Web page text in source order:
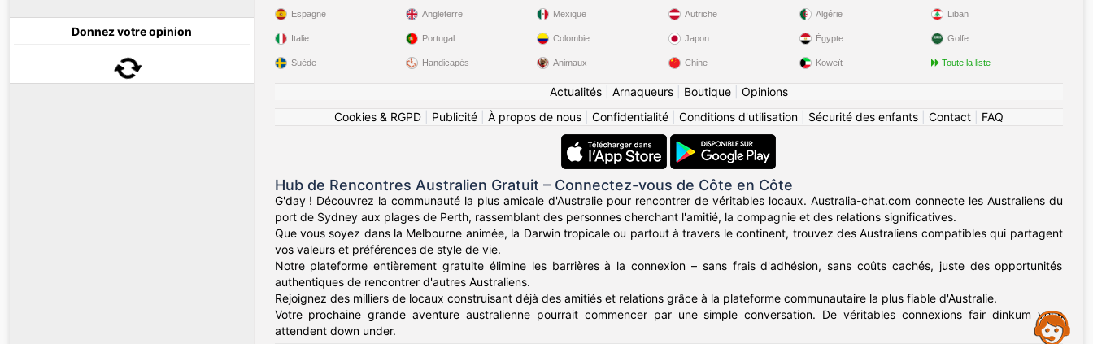
Donnez votre opinion
Espagne
Italie
Suède
Angleterre
Portugal
Handicapés
Mexique
Colombie
Animaux
Autriche
Japon
Chine
Algérie
Égypte
Koweït
Liban
Golfe
Toute la liste
Actualités| Arnaqueurs| Boutique| Opinions
Cookies & RGPD| Publicité| À propos de nous| Confidentialité| Conditions d'utilisation| Sécurité des enfants| Contact| FAQ
Hub de Rencontres Australien Gratuit – Connectez-vous de Côte en Côte
G'day ! Découvrez la communauté la plus amicale d'Australie pour rencontrer de véritables locaux. Australia-chat.com connecte les Australiens du
port de Sydney aux plages de Perth, rassemblant des personnes cherchant l'amitié, la compagnie et des relations significatives.
Que vous soyez dans la Melbourne animée, la Darwin tropicale ou partout à travers le continent, trouvez des Australiens compatibles qui partagent
vos valeurs et préférences de style de vie.
Notre plateforme entièrement gratuite élimine les barrières à la connexion – sans frais d'adhésion, sans coûts cachés, juste des opportunités
authentiques de rencontrer d'autres Australiens.
Rejoignez des milliers de locaux construisant déjà des amitiés et relations grâce à la plateforme communautaire la plus fiable d'Australie.
Votre prochaine grande aventure australienne pourrait commencer par une simple conversation. De véritables connexions fair dinkum vous
attendent down under.
Assistance